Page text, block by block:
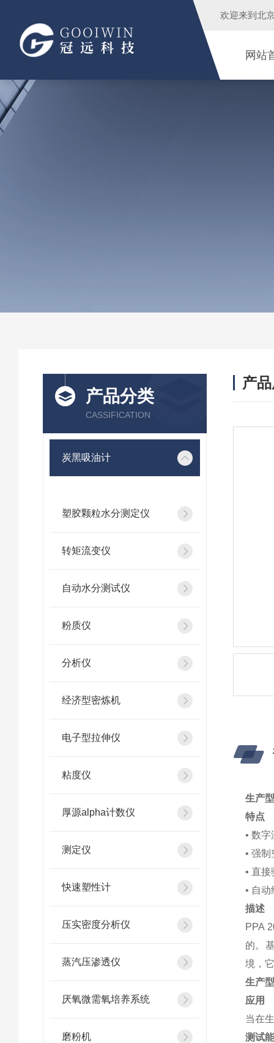
欢迎来到 北
网站
产品分类
CASSIFICATION
炭黑吸油计
塑胶颗粒水分测定仪
转矩流变仪
自动水分测试仪
粉质仪
分析仪
经济型密炼机
电子型拉伸仪
粘度仪
厚源alpha计数仪
测定仪
快速塑性计
压实密度分析仪
蒸汽压渗透仪
厌氧微需氧培养系统
磨粉机
产
生产
特点
• 数
• 强
• 直
• 自
描述
PPA
的。
境，
生产
应用
当在
测试